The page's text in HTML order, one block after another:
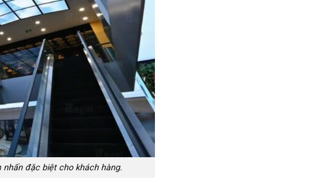
nhấn đặc biệt cho khách hàng.